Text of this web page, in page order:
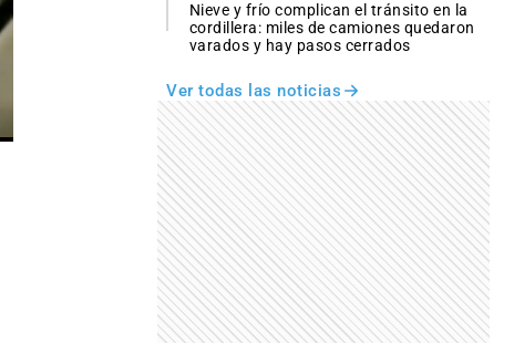
Nieve y frío complican el tránsito en la
cordillera: miles de camiones quedaron
varados y hay pasos cerrados
Ver todas las noticias